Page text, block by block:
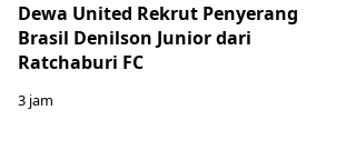
Dewa United Rekrut Penyerang
Brasil Denilson Junior dari
Ratchaburi FC
3 jam